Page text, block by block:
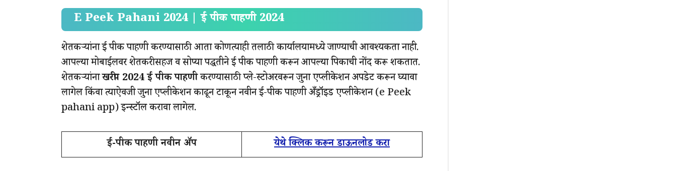
E Peek Pahani 2024 | ई पीक पाहणी 2024
शेतकऱ्यांना ई पीक पाहणी करण्यासाठी आता कोणत्याही तलाठी कार्यालयामध्ये जाण्याची आवश्यकता नाही.
आपल्या मोबाईलवर शेतकरी सहज व सोप्या पद्धतीने ई पीक पाहणी करून आपल्या पिकाची नोंद करू शकतात.
शेतकऱ्यांनाखरीप 2024 ई पीक पाहणीकरण्यासाठी प्ले-स्टोअरवरून जुना एप्लीकेशन अपडेट करून घ्यावा
लागेल किंवा त्याऐवजी जुना एप्लीकेशन काढून टाकून नवीन ई-पीक पाहणी अँड्रॉइड एप्लीकेशन (e Peek
pahani app) इन्स्टॉल करावा लागेल.
ई-पीक पाहणी नवीन ॲप येथे क्लिक करून डाऊनलोड करा